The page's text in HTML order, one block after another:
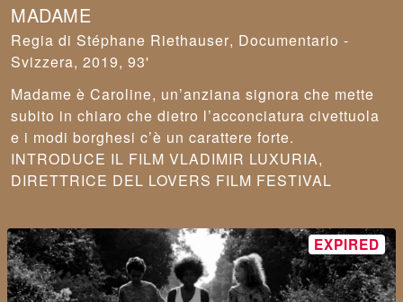
MADAME
Stéphane Riethauser, Documentario -
Svizzera, 2019, 93'
Madame è Caroline, un’anziana signora che mette
subito in chiaro che dietro l’acconciatura civettuola
e i modi borghesi c’è un carattere forte.
INTRODUCE IL FILM VLADIMIR LUXURIA,
DIRETTRICE DEL LOVERS FILM FESTIVAL